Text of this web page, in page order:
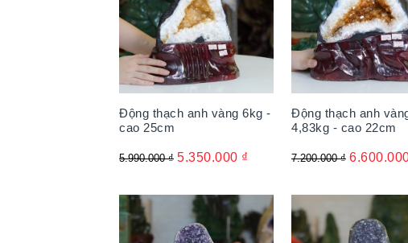
Động thạch anh vàng 6kg -
cao 25cm
5.990.000 ₫ 5.350.000 ₫
Động thạch anh
4,83kg - cao 22cm
7.200.000 ₫